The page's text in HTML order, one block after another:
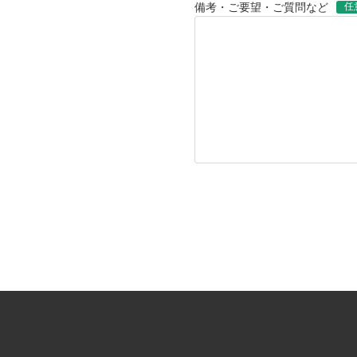
備考・ご要望・ご質問など 任